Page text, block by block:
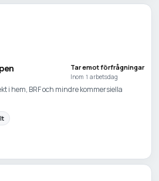
Tar emot förfrågningar
Inom 1 arbetsdag
i hem, BRF och mindre kommersiella